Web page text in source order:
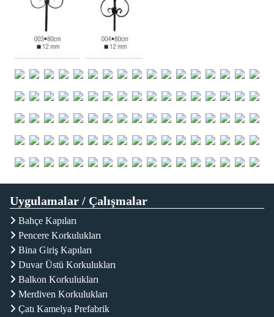
Uygulamalar / Çalışmalar
Bahçe Kapıları
Pencere Korkulukları
Bina Giriş Kapıları
Duvar Üstü Korkulukları
Balkon Korkulukları
Merdiven Korkulukları
Çatı Kamelya Prefabrik